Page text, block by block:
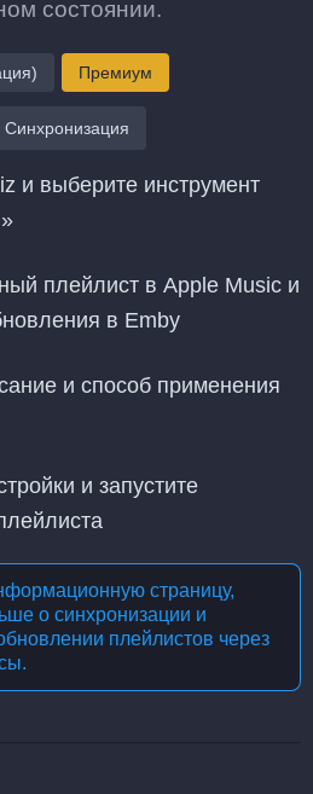
состоянии.
Премиум
Синхронизация
и выберите инструмент
плейлист в Apple Music и
в Emby
и способ применения
и запустите
страницу,
о синхронизации и
плейлистов через
.